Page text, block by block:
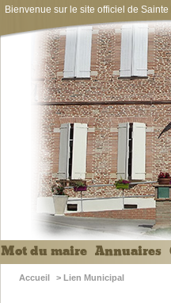
Bienvenue sur le site officiel de
Mot du maire Annuaires
Accueil > Lien Municipal